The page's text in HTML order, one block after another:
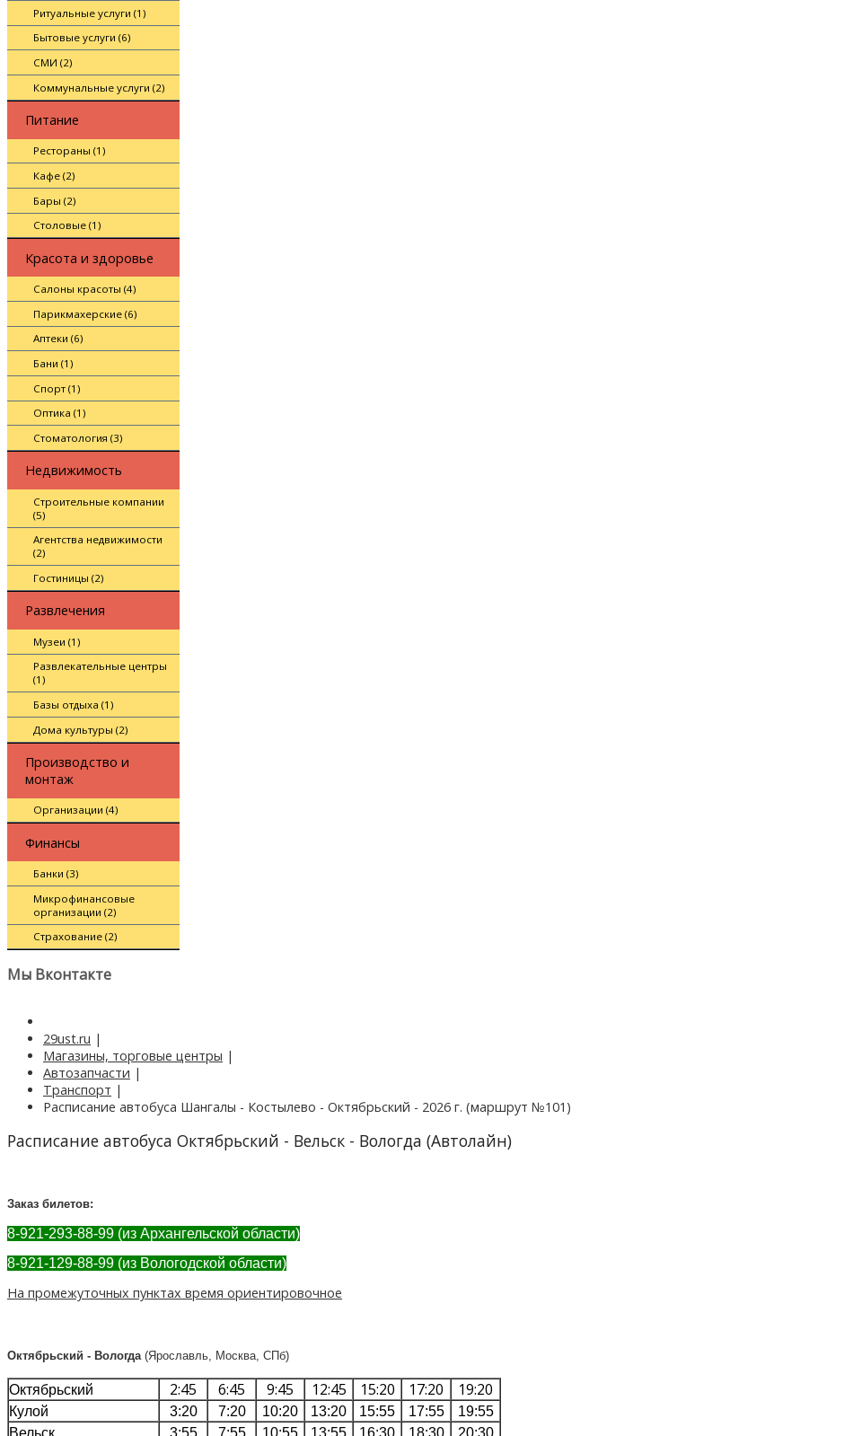
Ритуальные услуги (1)
Бытовые услуги (6)
СМИ (2)
Коммунальные услуги (2)
Питание
Рестораны (1)
Кафе (2)
Бары (2)
Столовые (1)
Красота и здоровье
Салоны красоты (4)
Парикмахерские (6)
Аптеки (6)
Бани (1)
Спорт (1)
Оптика (1)
Стоматология (3)
Недвижимость
Строительные компании
(5)
Агентства недвижимости
(2)
Гостиницы (2)
Развлечения
Музеи (1)
Развлекательные центры
(1)
Базы отдыха (1)
Дома культуры (2)
Производство и
монтаж
Организации (4)
Финансы
Банки (3)
Микрофинансовые
организации (2)
Страхование (2)
Мы Вконтакте
29ust.ru |
Магазины, торговые центры |
Автозапчасти |
Транспорт |
Расписание автобуса Шангалы - Костылево - Октябрьский - 2026 г. (маршрут №101)
Расписание автобуса Октябрьский - Вельск - Вологда (Автолайн)
Заказ билетов:
8-921-293-88-99 (из Архангельской области)
8-921-129-88-99 (из Вологодской области)
На промежуточных пунктах время ориентировочное
Октябрьский - Вологда (Ярославль, Москва, СПб)
Октябрьский 2:45 6:45 9:45 12:45 15:20 17:20 19:20
Кулой 3:20 7:20 10:20 13:20 15:55 17:55
19:55
Вельск
3:55 7:55 10:55 13:55 16:30 18:30 20:30